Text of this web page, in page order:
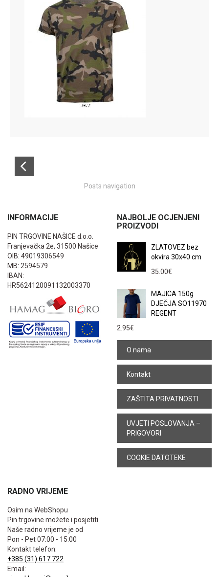
Posts navigation
INFORMACIJE
PIN TRGOVINE NAŠICE d.o.o.
Franjevačka 2e, 31500 Našice
OIB: 49019306549
MB: 2594579
IBAN:
HR5624120091132003370
NAJBOLJE OCJENJENI
PROIZVODI
ZLATOVEZ bez
okvira 30x40 cm
35.00€
MAJICA 150g
DJEČJA SO11970
REGENT
2.95€
O nama
Kontakt
ZAŠTITA PRIVATNOSTI
UVJETI POSLOVANJA –
PRIGOVORI
COOKIE DATOTEKE
RADNO VRIJEME
Osim na WebShopu
Pin trgovine možete i posjetiti
Naše radno vrijeme je od
Pon - Pet 07:00 - 15:00
Kontakt telefon:
+385 (31) 617 722
Email: